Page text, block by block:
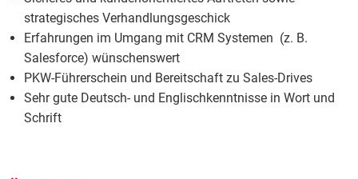
strategisches Verhandlungsgeschick
Erfahrungen im Umgang mit CRM Systemen (z. B.
Salesforce) wünschenswert
PKW-Führerschein und Bereitschaft zu Sales-Drives
Sehr gute Deutsch- und Englischkenntnisse in Wort und
Schrift